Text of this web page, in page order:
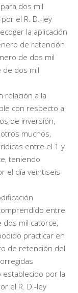
dos mil
el R. D.-ley
la aplicación
de retención
de dos mil
de dos mil
relación a la
con respecto a
de inversión,
muchos,
entre el 1 y
teniendo
el día veintiseis
entre
mil catorce,
practicar en
de retención del
por la
el R. D.-ley